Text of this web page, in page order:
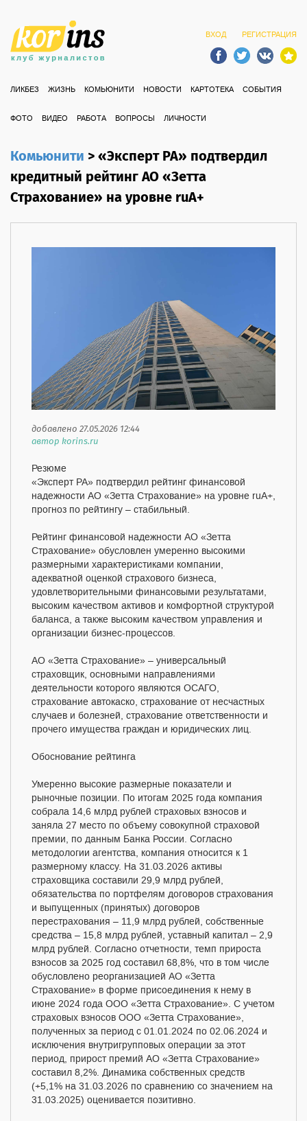
ВХОД РЕГИСТРАЦИЯ
ЛИКБЕЗ ЖИЗНЬ КОМЬЮНИТИ НОВОСТИ КАРТОТЕКА СОБЫТИЯ
ФОТО ВИДЕО РАБОТА ВОПРОСЫ ЛИЧНОСТИ
Комьюнити>«Эксперт РА» подтвердил
кредитный рейтинг АО «Зетта
Страхование» на уровне ruA+
добавлено 27.05.2026 12:44
автор korins.ru
Резюме
«Эксперт РА» подтвердил рейтинг финансовой
надежности АО «Зетта Страхование» на уровне ruA+,
прогноз по рейтингу – стабильный.
Рейтинг финансовой надежности АО «Зетта
Страхование» обусловлен умеренно высокими
размерными характеристиками компании,
адекватной оценкой страхового бизнеса,
удовлетворительными финансовыми результатами,
высоким качеством активов и комфортной структурой
баланса, а также высоким качеством управления и
организации бизнес-процессов.
АО «Зетта Страхование» – универсальный
страховщик, основными направлениями
деятельности которого являются ОСАГО,
страхование автокаско, страхование от несчастных
случаев и болезней, страхование ответственности и
прочего имущества граждан и юридических лиц.
Обоснование рейтинга
Умеренно высокие размерные показатели и
рыночные позиции. По итогам 2025 года компания
собрала 14,6 млрд рублей страховых взносов и
заняла 27 место по объему совокупной страховой
премии, по данным Банка России. Согласно
методологии агентства, компания относится к 1
размерному классу. На 31.03.2026 активы
страховщика составили 29,9 млрд рублей,
обязательства по портфелям договоров страхования
и выпущенных (принятых) договоров
перестрахования – 11,9 млрд рублей, собственные
средства – 15,8 млрд рублей, уставный капитал – 2,9
млрд рублей. Согласно отчетности, темп прироста
взносов за 2025 год составил 68,8%, что в том числе
обусловлено реорганизацией АО «Зетта
Страхование» в форме присоединения к нему в
июне 2024 года ООО «Зетта Страхование». С учетом
страховых взносов ООО «Зетта Страхование»,
полученных за период с 01.01.2024 по 02.06.2024 и
исключения внутригрупповых операции за этот
период, прирост премий АО «Зетта Страхование»
составил 8,2%. Динамика собственных средств
(+5,1% на 31.03.2026 по сравнению со значением на
31.03.2025) оценивается позитивно.